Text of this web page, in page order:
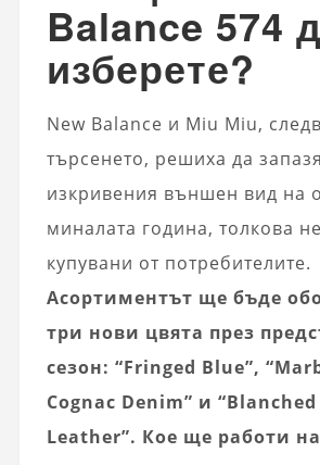
Balance 574
изберете?
New Balance и Miu Miu,
търсенето, решиха да
изкривения външен вид на
миналата година, толкова
купувани от потребителите.
Асортиментът ще бъде
три нови цвята през
сезон: “Fringed Blue”,
Cognac Denim” и
Leather”. Кое ще работи